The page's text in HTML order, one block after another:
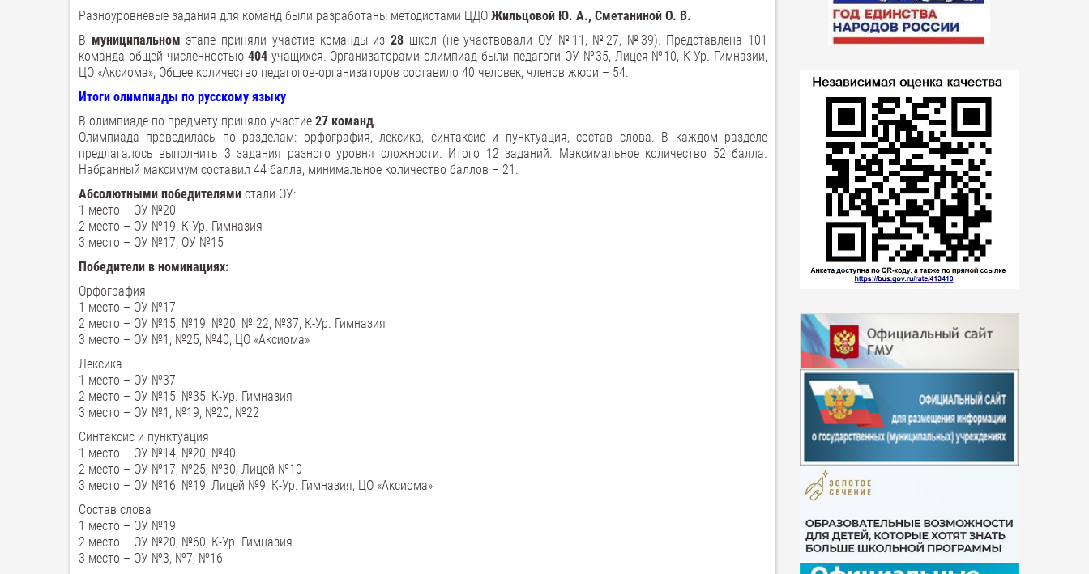
Разноуровневые задания для команд были разработаны методистами ЦДО Жильцовой Ю. А., Сметаниной О. В.
В муниципальном этапе приняли участие команды из28 школ (не участвовали ОУ №11, №27, №39). Представлена 101
команда общей численностью404учащихся. Организаторами олимпиад были педагоги ОУ №35, Лицея №10, К-Ур. Гимназии,
ЦО «Аксиома», Общее количество педагогов-организаторов составило 40 человек, членов жюри – 54.
Итоги олимпиады по русскому языку
В олимпиаде по предмету приняло участие 27 команд.
Олимпиада проводилась по разделам: орфография, лексика, синтаксис и пунктуация, состав слова. В каждом разделе
предлагалось выполнить 3 задания разного уровня сложности. Итого 12 заданий. Максимальное количество 52 балла.
Набранный максимум составил 44 балла, минимальное количество баллов – 21.
Абсолютными победителями стали ОУ:
1 место – ОУ №20
2 место – ОУ №19, К-Ур. Гимназия
3 место – ОУ №17, ОУ №15
Победители в номинациях:
Орфография
1 место – ОУ №17
2 место – ОУ №15, №19, №20, № 22, №37, К-Ур. Гимназия
3 место – ОУ №1, №25, №40, ЦО «Аксиома»
Лексика
1 место – ОУ №37
2 место – ОУ №15, №35, К-Ур. Гимназия
3 место – ОУ №1, №19, №20, №22
Синтаксис и пунктуация
1 место – ОУ №14, №20, №40
2 место – ОУ №17, №25, №30, Лицей №10
3 место – ОУ №16, №19, Лицей №9, К-Ур. Гимназия, ЦО «Аксиома»
Состав слова
1 место – ОУ №19
2 место – ОУ №20, №60, К-Ур. Гимназия
3 место – ОУ №3, №7, №16